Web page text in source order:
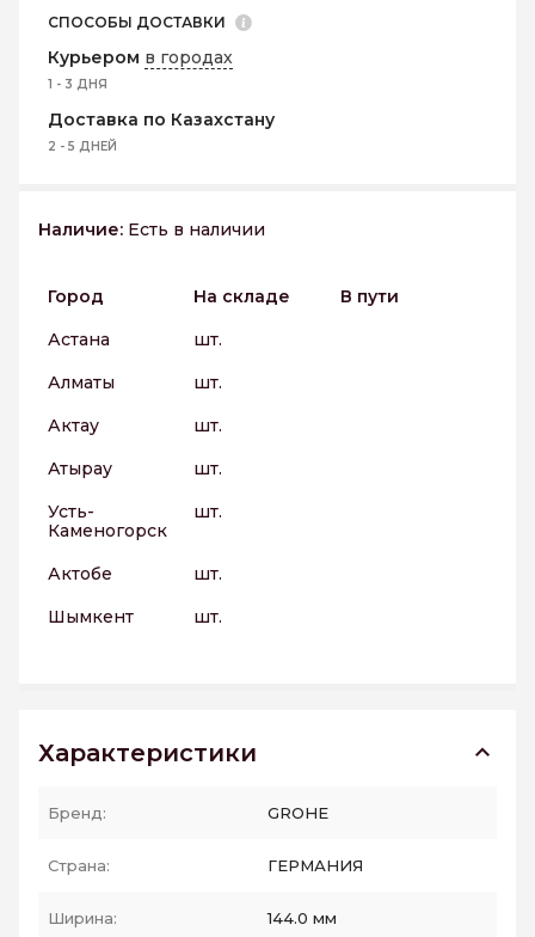
СПОСОБЫ ДОСТАВКИ
Курьером в городах
1 - 3 ДНЯ
Доставка по Казахстану
2 - 5 ДНЕЙ
Наличие: Есть в наличии
Город На складе
В пути
Астана
шт.
Алматы
шт.
Актау
шт.
Атырау
шт.
Усть-
Каменогорск
шт.
Актобе
шт.
Шымкент
шт.
Характеристики
Бренд: GROHE
Страна: ГЕРМАНИЯ
Ширина: 144.0 мм